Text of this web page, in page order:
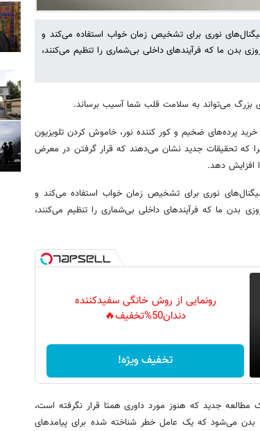
نوری برای تشخیص زمان خواب استفاده می‌کند و
بدن ما که فرآیندهای داخلی بی‌شماری را تنظیم می‌کنند،
بزرگ می‌تواند به سلامت قلب شما آسیب برساند.
پرده‌های ضخیم و کور کننده نور، خاموش کردن تلویزیون
که تحقیقات جدید نشان می‌دهند که قرار گرفتن در معرض
افزایش دهد.
نوری برای تشخیص زمان خواب استفاده می‌کند و
بدن ما که فرآیندهای داخلی بی‌شماری را تنظیم می‌کنند،
رونمایی از روش خانگی سفیدکننده
دندان50%تخفیف🔥
تخفیف ویژه!
مطالعه جدید که هنوز مورد داوری همتا قرار نگرفته است،
بدن می‌شود که یک عامل خطر شناخته شده برای پیامدهای